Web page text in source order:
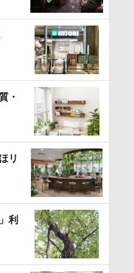
・
リ
利